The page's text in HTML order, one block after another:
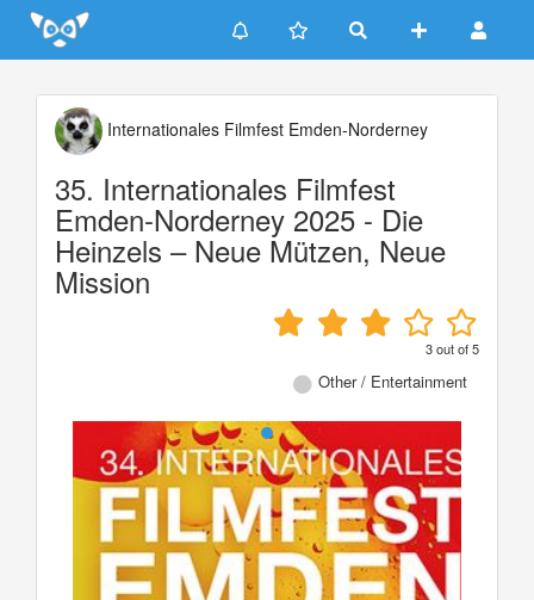
Update cookies preferences
Internationales Filmfest Emden-Norderney
35. Internationales Filmfest
Emden-Norderney 2025 - Die
Heinzels – Neue Mützen, Neue
Mission
3out of5
Other / Entertainment